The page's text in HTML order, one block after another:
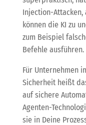
Injection-
können die KI zu
zum Beispiel
Befehle ausführen.
Für Unternehmen
Sicherheit heißt
auf sichere
Agenten-
sie in Deine